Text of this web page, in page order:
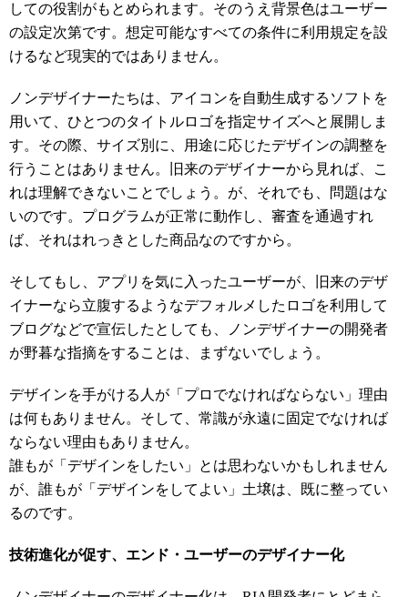
しての役割がもとめられます。そのうえ背景色はユーザー
の設定次第です。想定可能なすべての条件に利用規定を設
けるなど現実的ではありません。
ノンデザイナーたちは、アイコンを自動生成するソフトを
用いて、ひとつのタイトルロゴを指定サイズへと展開しま
す。その際、サイズ別に、用途に応じたデザインの調整を
行うことはありません。旧来のデザイナーから見れば、こ
れは理解できないことでしょう。が、それでも、問題はな
いのです。プログラムが正常に動作し、審査を通過すれ
ば、それはれっきとした商品なのですから。
そしてもし、アプリを気に入ったユーザーが、旧来のデザ
イナーなら立腹するようなデフォルメしたロゴを利用して
ブログなどで宣伝したとしても、ノンデザイナーの開発者
が野暮な指摘をすることは、まずないでしょう。
デザインを手がける人が「プロでなければならない」理由
は何もありません。そして、常識が永遠に固定でなければ
ならない理由もありません。
誰もが「デザインをしたい」とは思わないかもしれません
が、誰もが「デザインをしてよい」土壌は、既に整ってい
るのです。
技術進化が促す、エンド・ユーザーのデザイナー化